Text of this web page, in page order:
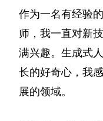
作为一名有经验
师，我一直对新
满兴趣。生成式
长的好奇心，我
展的领域。